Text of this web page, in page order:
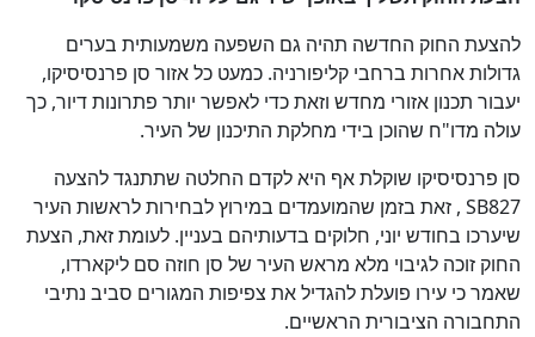
להצעת החוק החדשה תהיה גם השפעה משמעותית בערים
גדולות אחרות ברחבי קליפורניה. כמעט כל אזור סן פרנסיסיקו,
יעבור תכנון אזורי מחדש וזאת כדי לאפשר יותר פתרונות דיור, כך
עולה מדו"ח שהוכן בידי מחלקת התיכנון של העיר.
סן פרנסיסיקו שוקלת אף היא לקדם החלטה שתתנגד להצעה
SB827 , זאת בזמן שהמועמדים במירוץ לבחירות לראשות העיר
שיערכו בחודש יוני, חלוקים בדעותיהם בעניין. לעומת זאת, הצעת
החוק זוכה לגיבוי מלא מראש העיר של סן חוזה סם ליקארדו,
שאמר כי עירו פועלת להגדיל את צפיפות המגורים סביב נתיבי
התחבורה הציבורית הראשיים.